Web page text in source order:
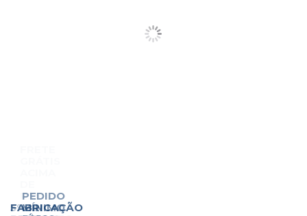
R$500
Sudeste,
5%
PEDIDO
MÍNIMO
FABRICAÇÃO